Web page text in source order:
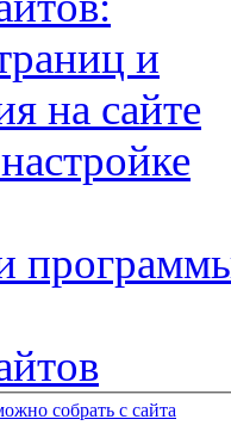
и
на сайте
собрать с сайта